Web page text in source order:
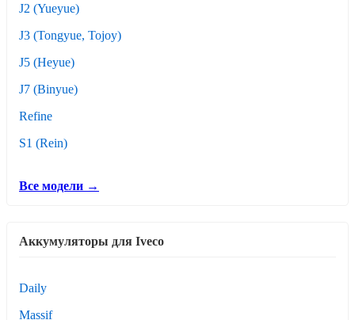
J2 (Yueyue)
J3 (Tongyue, Tojoy)
J5 (Heyue)
J7 (Binyue)
Refine
S1 (Rein)
Все модели →
Аккумуляторы для Iveco
Daily
Massif